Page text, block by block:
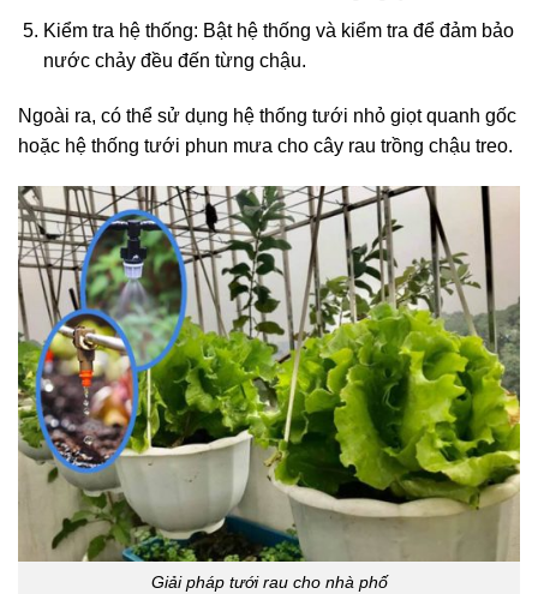
Kiểm tra hệ thống: Bật hệ thống và kiểm tra để đảm bảo
nước chảy đều đến từng chậu.
Ngoài ra, có thể sử dụng hệ thống tưới nhỏ giọt quanh gốc
hoặc hệ thống tưới phun mưa cho cây rau trồng chậu treo.
Giải pháp tưới rau cho nhà phố